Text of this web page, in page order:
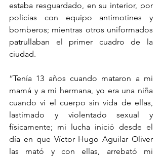
estaba resguardado, en su interior, por
policías con equipo antimotines y
bomberos; mientras otros uniformados
patrullaban el primer cuadro de la
ciudad.
“Tenía 13 años cuando mataron a mi
mamá y a mi hermana, yo era una niña
cuando vi el cuerpo sin vida de ellas,
lastimado y violentado sexual y
físicamente; mi lucha inició desde el
día en que Víctor Hugo Aguilar Oliver
las mató y con ellas, arrebató mi